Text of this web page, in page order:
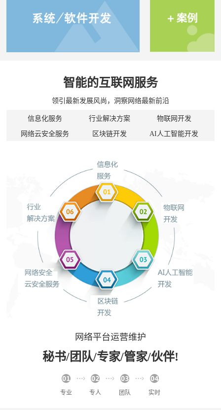
智能的互联网服务
领引最新发展风尚，洞察网络最新前沿
信息化服务 行业解决方案 物联网开发
网络云安全服务 区块链开发 AI人工智能开发
网络平台运营维护
秘书/团队/专家/管家/伙伴!
专业 专人 团队 实时